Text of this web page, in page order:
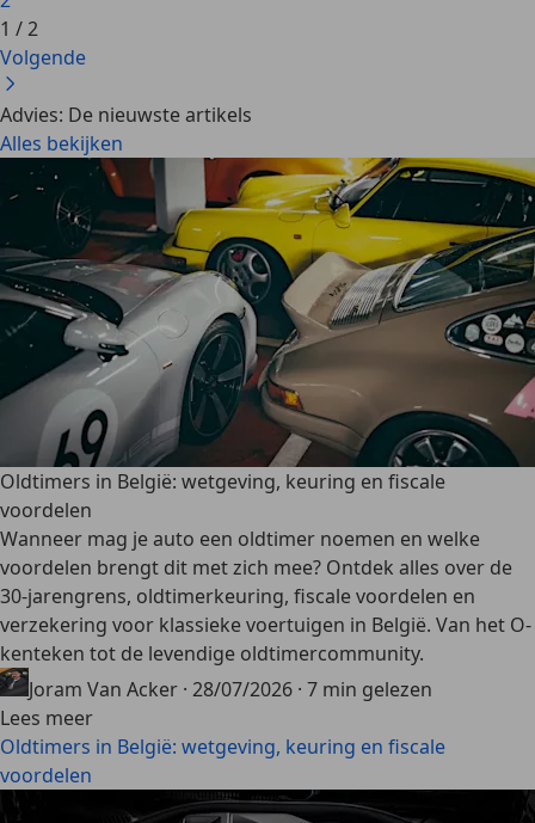
1 /2
Volgende
Advies: De nieuwste artikels
Alles bekijken
Oldtimers in België: wetgeving, keuring en fiscale
voordelen
Wanneer mag je auto een oldtimer noemen en welke
voordelen brengt dit met zich mee? Ontdek alles over de
30-jarengrens, oldtimerkeuring, fiscale voordelen en
verzekering voor klassieke voertuigen in België. Van het O-
kenteken tot de levendige oldtimercommunity.
Joram Van Acker · 28/07/2026 · 7 min gelezen
Lees meer
Oldtimers in België: wetgeving, keuring en fiscale
voordelen